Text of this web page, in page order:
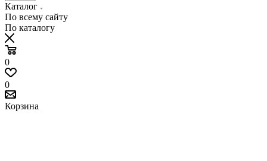
Каталог
По всему сайту
По каталогу
0
0
Корзина